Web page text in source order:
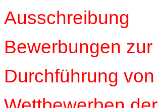
Ausschreibung
Bewerbungen zur
Durchführung von